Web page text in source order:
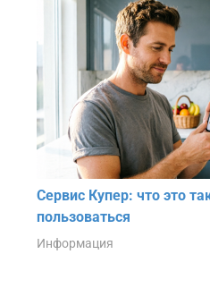
Сервис Купер: что это
пользоваться
Информация